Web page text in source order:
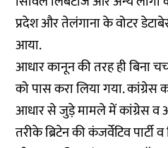
प्रदेश और तेलंगाना के वोटर
आया.
आधार कानून की तरह ही बिना
को पास करा लिया गया. कांग्रेस
आधार से जुड़े मामले में कांग्रेस व
तरीके ब्रिटेन की कंजर्वेटिव पार्टी